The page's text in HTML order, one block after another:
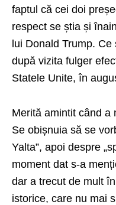
faptul că cei doi
respect se știa și
lui Donald Trump.
după vizita fulger
Statele Unite, în
Merită amintit când a
Se obișnuia să se
Yalta”, apoi despre
moment dat s-a
dar a trecut de mult
istorice, care nu mai